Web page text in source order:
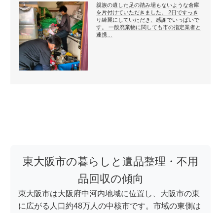
親族の遺した足の踏み場もないような倉庫
を片付けていただきました。 2日ですっき
り綺麗にしていただき、感謝でいっぱいで
す。 一般廃棄物に関しても市の指定業者と
連携…
東大阪市の暮らしと遺品整理・不用
品回収の傾向
東大阪市は大阪府中河内地域に位置し、大阪市の東
に広がる人口約48万人の中核市です。市域の東側は